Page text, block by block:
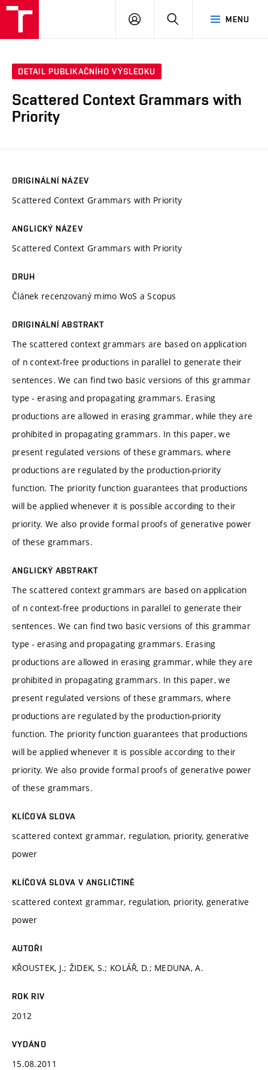
MENU
PŘIHLÁSIT
DETAIL PUBLIKAČNÍHO VÝSLEDKU
Scattered Context Grammars with
Priority
ORIGINÁLNÍ NÁZEV
Scattered Context Grammars with Priority
ANGLICKÝ NÁZEV
Scattered Context Grammars with Priority
DRUH
Článek recenzovaný mimo WoS a Scopus
ORIGINÁLNÍ ABSTRAKT
The scattered context grammars are based on application
of n context-free productions in parallel to generate their
sentences. We can find two basic versions of this grammar
type - erasing and propagating grammars. Erasing
productions are allowed in erasing grammar, while they are
prohibited in propagating grammars. In this paper, we
present regulated versions of these grammars, where
productions are regulated by the production-priority
function. The priority function guarantees that productions
will be applied whenever it is possible according to their
priority. We also provide formal proofs of generative power
of these grammars.
ANGLICKÝ ABSTRAKT
The scattered context grammars are based on application
of n context-free productions in parallel to generate their
sentences. We can find two basic versions of this grammar
type - erasing and propagating grammars. Erasing
productions are allowed in erasing grammar, while they are
prohibited in propagating grammars. In this paper, we
present regulated versions of these grammars, where
productions are regulated by the production-priority
function. The priority function guarantees that productions
will be applied whenever it is possible according to their
priority. We also provide formal proofs of generative power
of these grammars.
KLÍČOVÁ SLOVA
scattered context grammar, regulation, priority, generative
power
KLÍČOVÁ SLOVA V ANGLIČTINĚ
scattered context grammar, regulation, priority, generative
power
AUTOŘI
KŘOUSTEK, J.; ŽIDEK, S.; KOLÁŘ, D.; MEDUNA, A.
ROK RIV
2012
VYDÁNO
15.08.2011